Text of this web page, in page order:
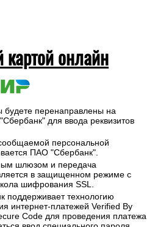
картой онлайн
будете перенаправлены на
для ввода реквизитов
персональной
ПАО "Сбербанк".
шлюзом и передача
в защищенном режиме с
шифрования SSL.
поддерживает технологию
интернет-платежей Verified By
Code для проведения платежа